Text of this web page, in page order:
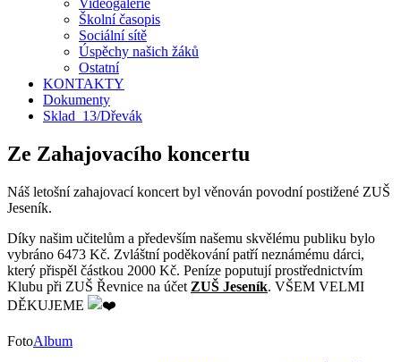
Školní časopis
Sociální sítě
Úspěchy našich žáků
Ostatní
KONTAKTY
Dokumenty
Sklad_13/Dřevák
Ze Zahajovacího koncertu
Náš letošní zahajovací koncert byl věnován povodní postižené ZUŠ
Jeseník.
Díky našim učitelům a především našemu skvělému publiku bylo
vybráno 6473 Kč. Zvláštní poděkování patří neznámému dárci,
který přispěl částkou 2000 Kč. Peníze poputují prostřednictvím
Klubu při ZUŠ Řevnice na účet ZUŠ Jeseník. VŠEM VELMI
DĚKUJEME
FotoAlbum